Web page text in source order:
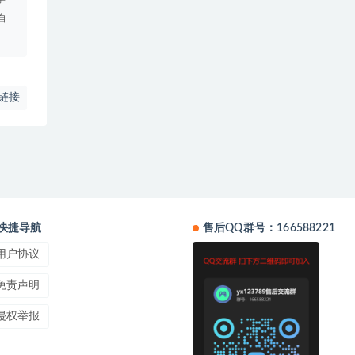
接
捷导航
户协议
责声明
权举报
售后QQ群号：166588221